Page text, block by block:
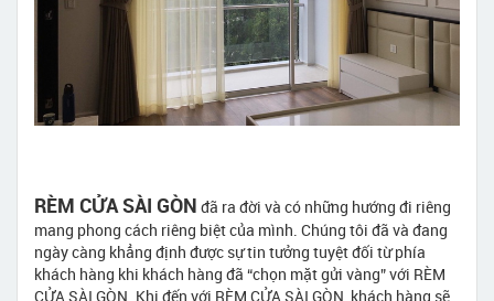
RÈM CỬA SÀI GÒN đã ra đời và có những hướng đi riêng
mang phong cách riêng biệt của mình. Chúng tôi đã và đang
ngày càng khẳng định được sự tin tưởng tuyệt đối từ phía
khách hàng khi khách hàng đã “chọn mặt gửi vàng” với RÈM
CỬA SÀI GÒN. Khi đến với RÈM CỬA SÀI GÒN, khách hàng sẽ